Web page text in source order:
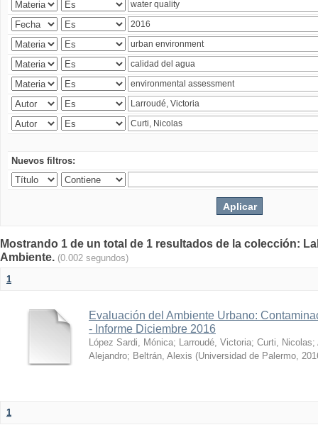
Nuevos filtros:
Mostrando 1 de un total de 1 resultados de la colección:
Ambiente. (0.002 segundos)
1
Evaluación del Ambiente Urbano:
- Informe Diciembre 2016
López Sardi, Mónica; Larroudé, Victoria; Curti, Nicolas;
Alejandro; Beltrán, Alexis (Universidad de Palermo,
1